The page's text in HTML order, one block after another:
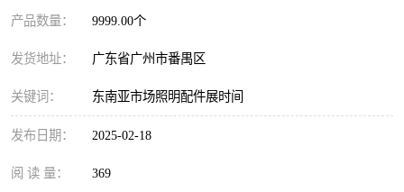
产品数量： 9999.00个
发货地址： 广东省广州市番禺区
关键词： 东南亚市场照明配件展时间
发布日期： 2025-02-18
阅 读 量： 369